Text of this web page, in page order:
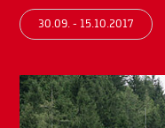
30.09. - 15.10.2017